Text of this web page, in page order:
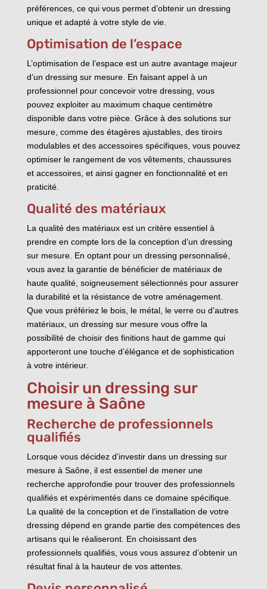
préférences, ce qui vous permet d’obtenir un dressing
unique et adapté à votre style de vie.
Optimisation de l’espace
L’optimisation de l’espace est un autre avantage majeur
d’un dressing sur mesure. En faisant appel à un
professionnel pour concevoir votre dressing, vous
pouvez exploiter au maximum chaque centimètre
disponible dans votre pièce. Grâce à des solutions sur
mesure, comme des étagères ajustables, des tiroirs
modulables et des accessoires spécifiques, vous pouvez
optimiser le rangement de vos vêtements, chaussures
et accessoires, et ainsi gagner en fonctionnalité et en
praticité.
Qualité des matériaux
La qualité des matériaux est un critère essentiel à
prendre en compte lors de la conception d’un dressing
sur mesure. En optant pour un dressing personnalisé,
vous avez la garantie de bénéficier de matériaux de
haute qualité, soigneusement sélectionnés pour assurer
la durabilité et la résistance de votre aménagement.
Que vous préfériez le bois, le métal, le verre ou d’autres
matériaux, un dressing sur mesure vous offre la
possibilité de choisir des finitions haut de gamme qui
apporteront une touche d’élégance et de sophistication
à votre intérieur.
Choisir un dressing sur
mesure à Saône
Recherche de professionnels
qualifiés
Lorsque vous décidez d’investir dans un dressing sur
mesure à Saône, il est essentiel de mener une
recherche approfondie pour trouver des professionnels
qualifiés et expérimentés dans ce domaine spécifique.
La qualité de la conception et de l’installation de votre
dressing dépend en grande partie des compétences des
artisans qui le réaliseront. En choisissant des
professionnels qualifiés, vous vous assurez d’obtenir un
résultat final à la hauteur de vos attentes.